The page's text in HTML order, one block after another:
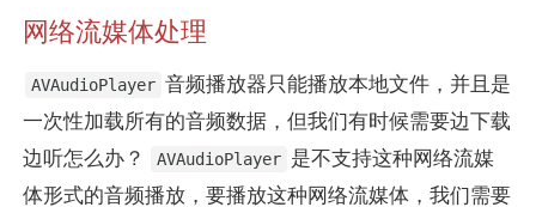
网络流媒体处理
AVAudioPlayer 音频播放器只能播放本地文件，并且是
一次性加载所有的音频数据，但我们有时候需要边下载
边听怎么办？
AVAudioPlayer 是不支持这种网络流媒
体形式的音频播放，要播放这种网络流媒体，我们需要